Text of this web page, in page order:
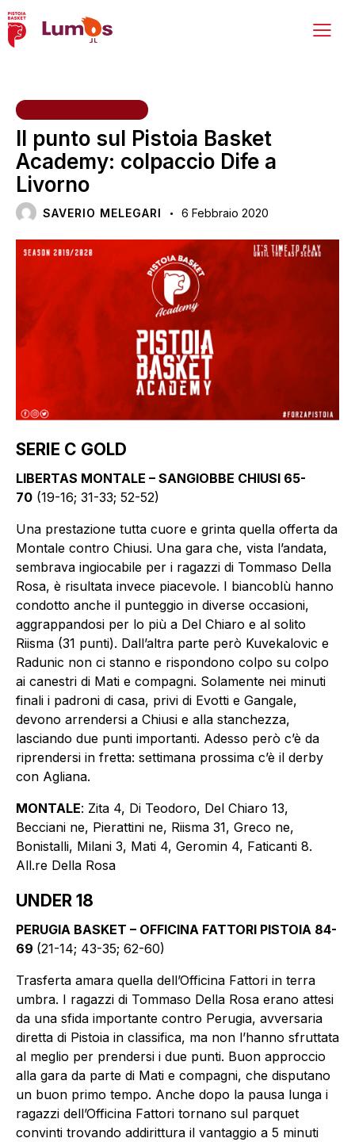
Il punto sul Pistoia Basket
Academy: colpaccio Dife a
Livorno
SAVERIO MELEGARI 6 Febbraio 2020
SERIE C GOLD
LIBERTAS MONTALE – SANGIOBBE CHIUSI 65-
70 (19-16; 31-33; 52-52)
Una prestazione tutta cuore e grinta quella offerta da
Montale contro Chiusi. Una gara che, vista l’andata,
sembrava ingiocabile per i ragazzi di Tommaso Della
Rosa, è risultata invece piacevole. I biancoblù hanno
condotto anche il punteggio in diverse occasioni,
aggrappandosi per lo più a Del Chiaro e al solito
Riisma (31 punti). Dall’altra parte però Kuvekalovic e
Radunic non ci stanno e rispondono colpo su colpo
ai canestri di Mati e compagni. Solamente nei minuti
finali i padroni di casa, privi di Evotti e Gangale,
devono arrendersi a Chiusi e alla stanchezza,
lasciando due punti importanti. Adesso però c’è da
riprendersi in fretta: settimana prossima c’è il derby
con Agliana.
MONTALE: Zita 4, Di Teodoro, Del Chiaro 13,
Becciani ne, Pierattini ne, Riisma 31, Greco ne,
Bonistalli, Milani 3, Mati 4, Geromin 4, Faticanti 8.
All.re Della Rosa
UNDER 18
PERUGIA BASKET – OFFICINA FATTORI PISTOIA 84-
69 (21-14; 43-35; 62-60)
Trasferta amara quella dell’Officina Fattori in terra
umbra. I ragazzi di Tommaso Della Rosa erano attesi
da una sfida importante contro Perugia, avversaria
diretta di Pistoia in classifica, ma non l’hanno sfruttata
al meglio per prendersi i due punti. Buon approccio
alla gara da parte di Mati e compagni, che disputano
un buon primo tempo. Anche dopo la pausa lunga i
ragazzi dell’Officina Fattori tornano sul parquet
convinti trovando addirittura il vantaggio a 5 minuti